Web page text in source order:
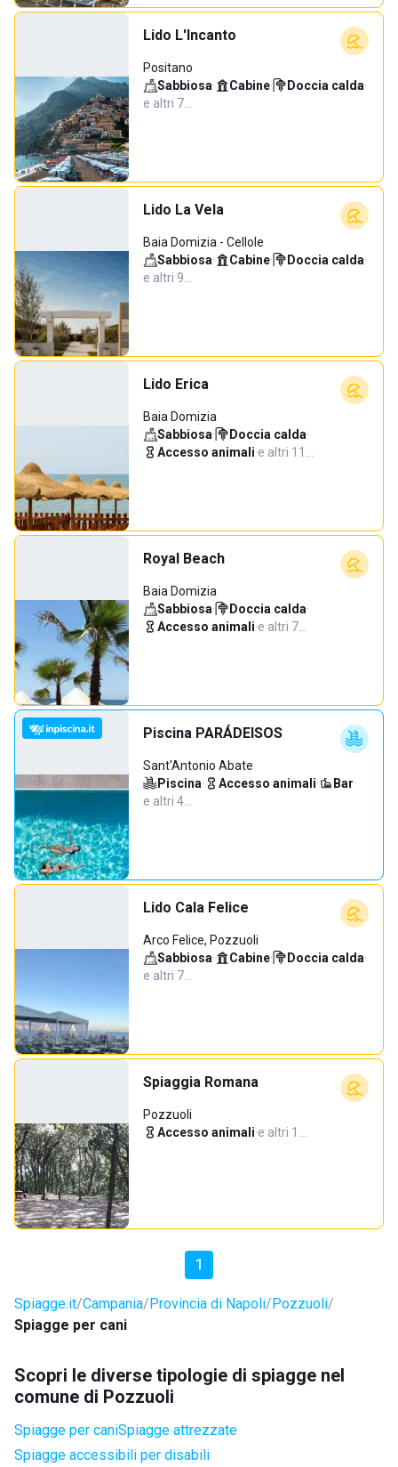
Lido L'Incanto
Positano
Sabbiosa· Cabine· Doccia calda·
e altri 7…
Lido La Vela
Baia Domizia - Cellole
Sabbiosa· Cabine· Doccia calda·
e altri 9…
Lido Erica
Baia Domizia
Sabbiosa· Doccia calda·
Accesso animali·e altri 11…
Royal Beach
Baia Domizia
Sabbiosa· Doccia calda·
Accesso animali·e altri 7…
Piscina PARÁDEISOS
Sant'Antonio Abate
Piscina· Accesso animali· Bar·
e altri 4…
Lido Cala Felice
Arco Felice, Pozzuoli
Sabbiosa· Cabine· Doccia calda·
e altri 7…
Spiaggia Romana
Pozzuoli
Accesso animali·e altri 1…
1
Spiagge.it Campania Provincia di Napoli Pozzuoli
Spiagge per cani
Scopri le diverse tipologie di spiagge nel
comune di Pozzuoli
Spiagge per caniSpiagge attrezzate
Spiagge accessibili per disabili